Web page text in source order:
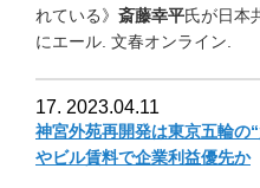
れている》 斎藤幸平氏が日本
にエール. 文春オンライン.
17. 2023.04.11
神宮外苑再開発は東京五輪の
やビル賃料で企業利益優先か